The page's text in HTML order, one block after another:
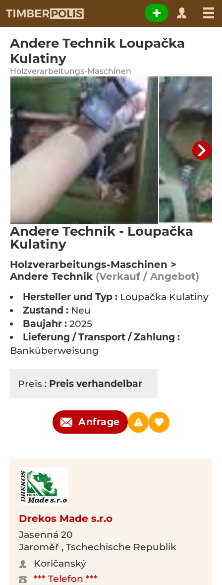
Andere Technik Loupačka
Kulatiny
Holzverarbeitungs-Maschinen
Andere Technik - Loupačka
Kulatiny
Holzverarbeitungs-Maschinen >
Andere Technik (Verkauf / Angebot)
Hersteller und Typ : Loupačka Kulatiny
Zustand : Neu
Baujahr : 2025
Lieferung / Transport / Zahlung :
Banküberweisung
Preis : Preis verhandelbar
Anfrage
Drekos Made s.r.o
Jasenná 20
Jaroměř , Tschechische Republik
Koričanský
*** Telefon ***